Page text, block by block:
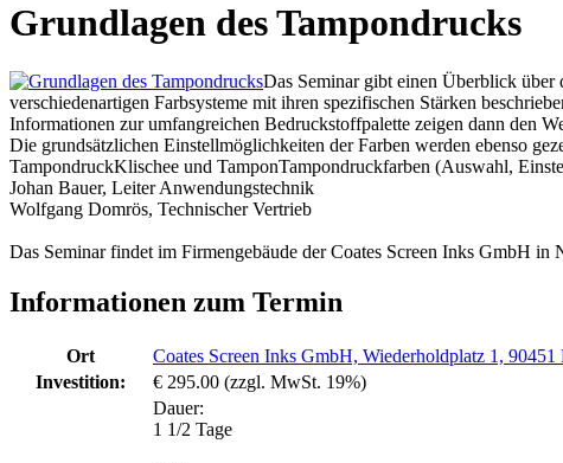
Grundlagen des Tampondrucks
Das Seminar gibt einen Überblick
verschiedenartigen Farbsysteme mit ihren spezifischen Stärken
Informationen zur umfangreichen Bedruckstoffpalette zeigen dann den
Die grundsätzlichen Einstellmöglichkeiten der Farben werden ebenso
TampondruckKlischee und TamponTampondruckfarben (Auswahl,
Johan Bauer, Leiter Anwendungstechnik
Wolfgang Domrös, Technischer Vertrieb
Das Seminar findet im Firmengebäude der Coates Screen Inks GmbH in
Informationen zum Termin
Ort
Coates Screen Inks GmbH, Wiederholdplatz 1, 90451
Investition:
€ 295.00 (zzgl. MwSt. 19%)
Dauer:
1 1/2 Tage